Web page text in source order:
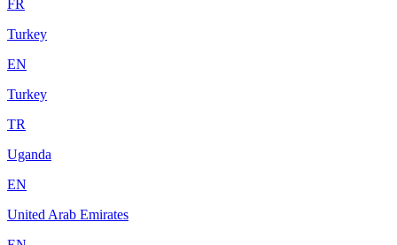
FR
Turkey
EN
Turkey
TR
Uganda
EN
United Arab Emirates